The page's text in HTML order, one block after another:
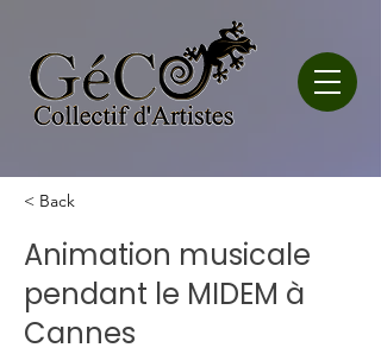
< Back
Animation musicale
pendant le MIDEM à
Cannes